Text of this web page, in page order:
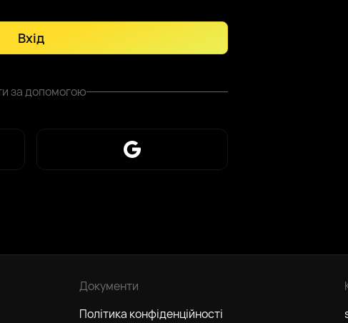
Вхід
за допомогою
Документи
Політика конфіденційності